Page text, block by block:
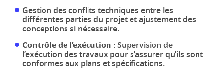
Gestion des conflits techniques entre les
différentes parties du projet et ajustement des
conceptions si nécessaire.
Contrôle de l’exécution : Supervision de
l’exécution des travaux pour s’assurer qu’ils sont
conformes aux plans et spécifications.